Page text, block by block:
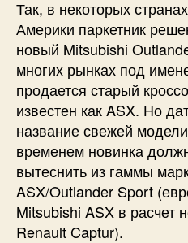
Так, в некоторых
Америки паркетник
новый Mitsubishi
многих рынках под
продается старый
известен как ASX. Но
название свежей
временем новинка
вытеснить из гаммы
ASX/Outlander Sport
Mitsubishi ASX в расчет
Renault Captur).